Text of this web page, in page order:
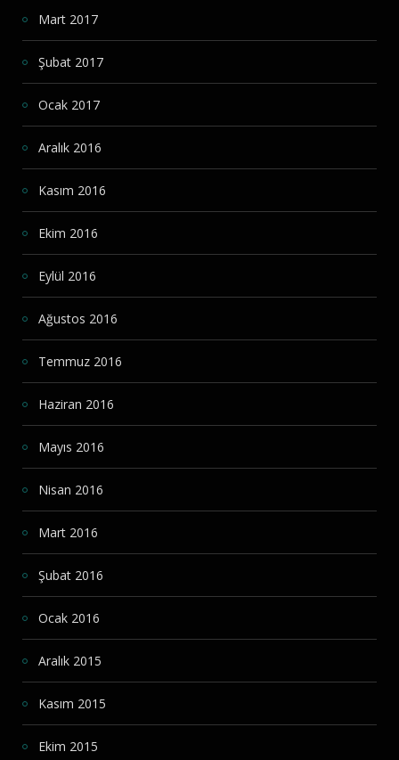
Mart 2017
Şubat 2017
Ocak 2017
Aralık 2016
Kasım 2016
Ekim 2016
Eylül 2016
Ağustos 2016
Temmuz 2016
Haziran 2016
Mayıs 2016
Nisan 2016
Mart 2016
Şubat 2016
Ocak 2016
Aralık 2015
Kasım 2015
Ekim 2015